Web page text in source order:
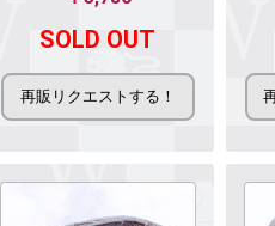
SOLD OUT